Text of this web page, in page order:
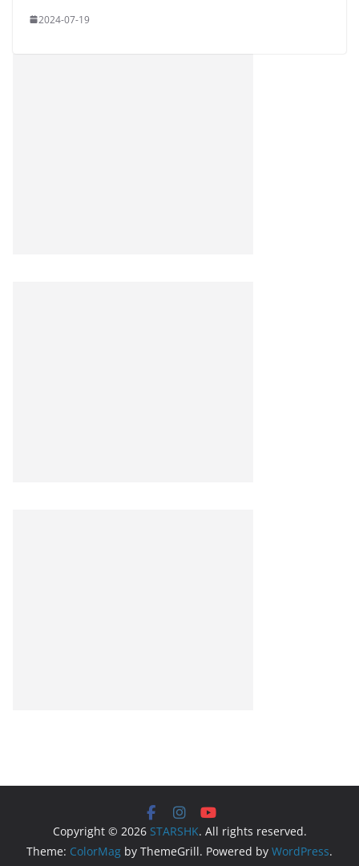
2024-07-19
Copyright © 2026 STARSHK. All rights reserved.
Theme: ColorMag by ThemeGrill. Powered by WordPress.